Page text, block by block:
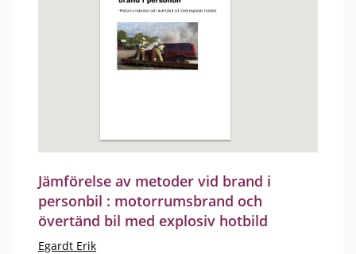
Jämförelse av metoder vid brand i
personbil : motorrumsbrand och
övertänd bil med explosiv hotbild
Egardt Erik